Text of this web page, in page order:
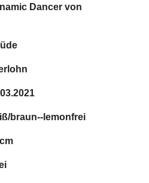
Dancer von
lemonfrei